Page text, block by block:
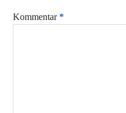
Kommentar *